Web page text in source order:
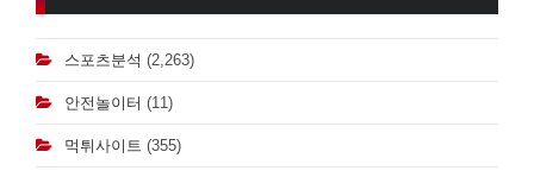
스포츠분석 (2,263)
안전놀이터 (11)
먹튀사이트 (355)